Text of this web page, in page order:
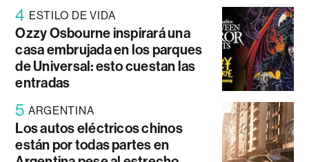
4 ESTILO DE VIDA
Ozzy Osbourne inspirará una
casa embrujada en los parques
de Universal: esto cuestan las
entradas
5 ARGENTINA
Los autos eléctricos chinos
están por todas partes en